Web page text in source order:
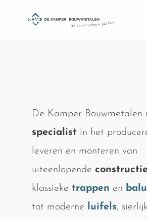
De Kamper Bouwmetalen
specialistin het
leveren en monteren van
uiteenlopende
klassieke trappen en
tot moderne luifels,